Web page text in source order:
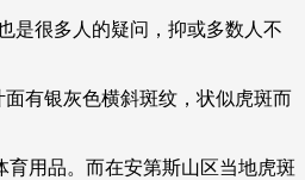
是很多人的疑问，抑或多数人不
有银灰色横斜斑纹，状似虎斑而
用品。而在安第斯山区当地虎斑